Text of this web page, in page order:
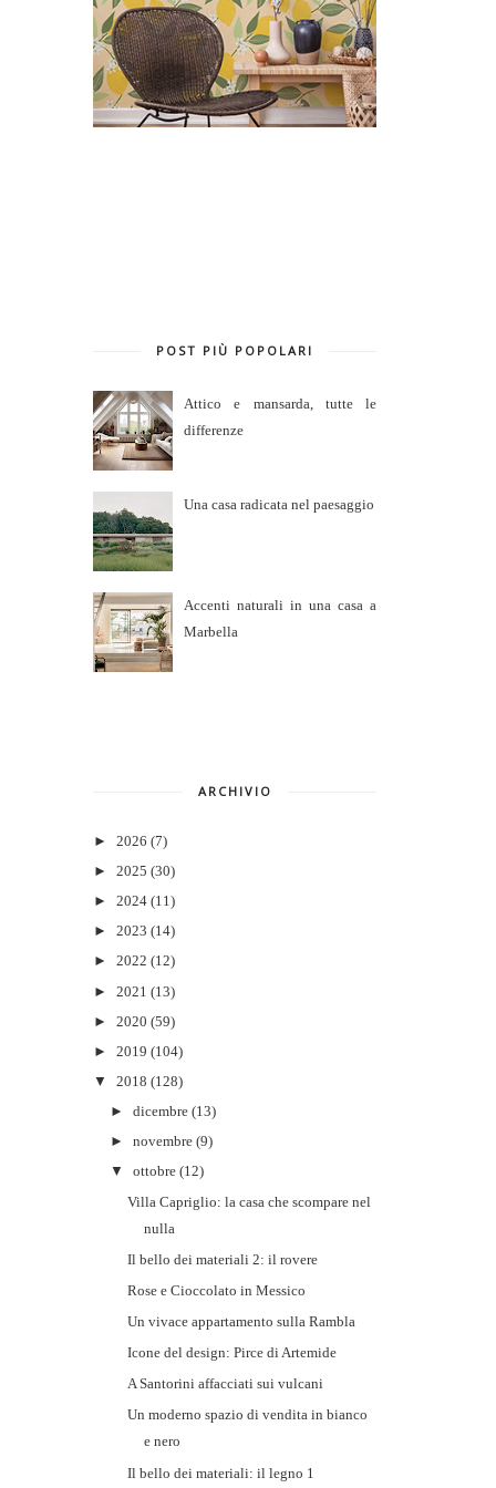
POST PIÙ POPOLARI
Attico e mansarda, tutte le
differenze
Una casa radicata nel paesaggio
Accenti naturali in una casa a
Marbella
ARCHIVIO
► 2026 (7)
► 2025 (30)
► 2024 (11)
► 2023 (14)
► 2022 (12)
► 2021 (13)
► 2020 (59)
► 2019 (104)
▼
2018 (128)
►dicembre (13)
►novembre (9)
▼
ottobre (12)
Villa Capriglio: la casa che scompare nel
nulla
Il bello dei materiali 2: il rovere
Rose e Cioccolato in Messico
Un vivace appartamento sulla Rambla
Icone del design: Pirce di Artemide
A Santorini affacciati sui vulcani
Un moderno spazio di vendita in bianco
e nero
Il bello dei materiali: il legno 1